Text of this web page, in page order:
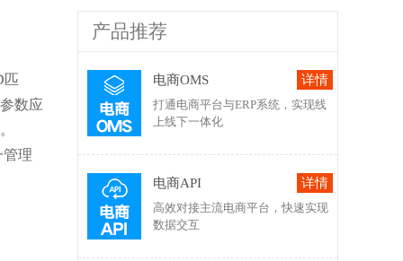
匹
数应
管理
产品推荐
电商OMS
打通电商平台与ERP系统，实现线
上线下一体化
电商API
高效对接主流电商平台，快速实现
数据交互